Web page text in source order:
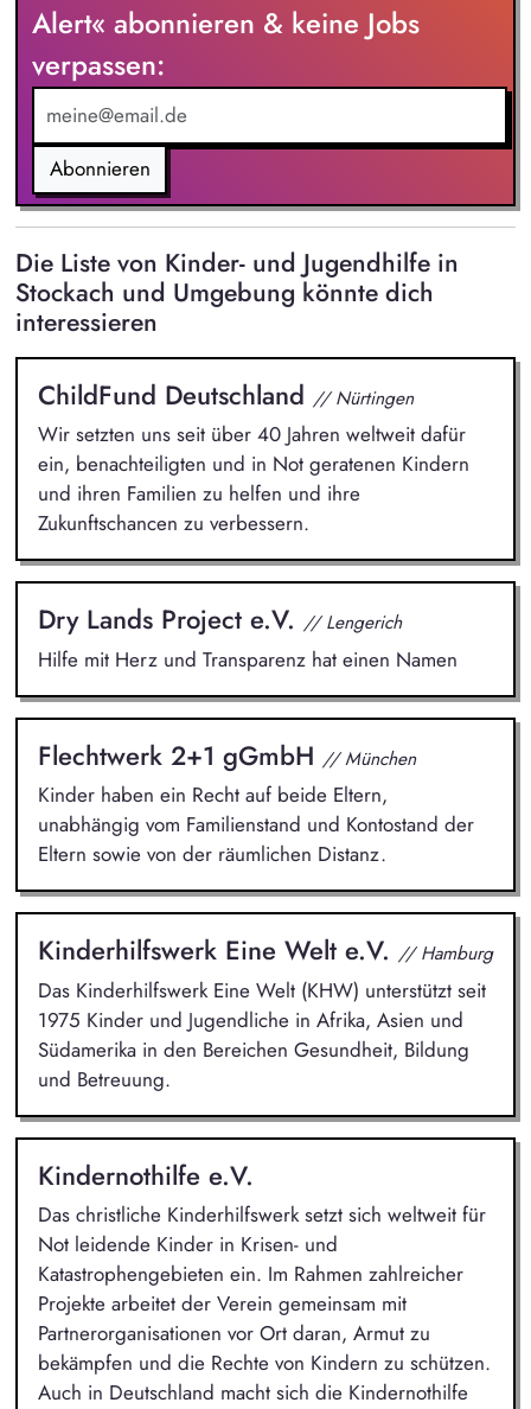
Vermeidung von Kindeswohlgefährdungen, auch im Rahmen
von Hilfen zur Erziehung und ggf. in Zusammenarbeit mit
dem Familiengericht, Einleitung von Maßnahmen zur
Gefahrenabwehr (u. a. Inobhutnahmen), Mitwirkung in
Verfahren vor dem Familiengericht, Netzwerkarbeit
Alert« abonnieren & keine Jobs
verpassen:
Abonnieren
Die Liste von Kinder- und Jugendhilfe in
Stockach und Umgebung könnte dich
interessieren
ChildFund Deutschland // Nürtingen
Wir setzten uns seit über 40 Jahren weltweit dafür
ein, benachteiligten und in Not geratenen Kindern
und ihren Familien zu helfen und ihre
Zukunftschancen zu verbessern.
Dry Lands Project e.V. // Lengerich
Hilfe mit Herz und Transparenz hat einen Namen
Flechtwerk 2+1 gGmbH // München
Kinder haben ein Recht auf beide Eltern,
unabhängig vom Familienstand und Kontostand der
Eltern sowie von der räumlichen Distanz.
Kinderhilfswerk Eine Welt e.V. // Hamburg
Das Kinderhilfswerk Eine Welt (KHW) unterstützt seit
1975 Kinder und Jugendliche in Afrika, Asien und
Südamerika in den Bereichen Gesundheit, Bildung
und Betreuung.
Kindernothilfe e.V.
Das christliche Kinderhilfswerk setzt sich weltweit für
Not leidende Kinder in Krisen- und
Katastrophengebieten ein. Im Rahmen zahlreicher
Projekte arbeitet der Verein gemeinsam mit
Partnerorganisationen vor Ort daran, Armut zu
bekämpfen und die Rechte von Kindern zu schützen.
Auch in Deutschland macht sich die Kindernothilfe